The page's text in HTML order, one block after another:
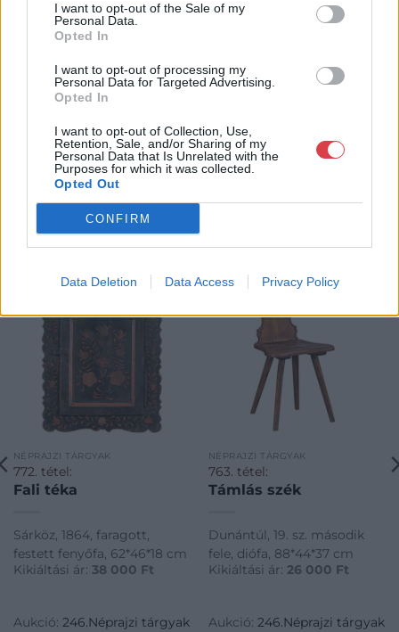
I want to opt-out of the Sale of my
Personal Data.
Opted In
I want to opt-out of processing my
Personal Data for Targeted Advertising.
Opted In
I want to opt-out of Collection, Use,
Retention, Sale, and/or Sharing of my
Personal Data that Is Unrelated with the
Purposes for which it was collected.
Opted Out
CONFIRM
Data Deletion Data Access Privacy Policy
gyűjtemények árverezése. Ingyenes értékbecslés. Árveréseinkre
a tárgyfelvétel folyamatos.
GALÉRIA TOVÁBBI MŰTÁRGYAI
KAPCSOLÓDÓ MŰTÁRGYAK
NÉPRAJZI TÁRGYAK
772. tétel:
Fali téka
Sárköz, 1864, faragott,
festett fenyőfa, 62*46*18 cm
Kikiáltási ár: 38 000 Ft
Aukció: 246.Néprajzi tárgyak
NÉPRAJZI TÁRGYAK
763. tétel:
Támlás szék
Dunántúl, 19. sz. második
fele, diófa, 88*44*37 cm
Kikiáltási ár: 26 000 Ft
Aukció: 246.Néprajzi tárgyak